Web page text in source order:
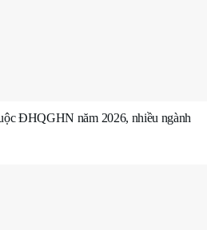
ĐHQGHN năm 2026, nhiều ngành